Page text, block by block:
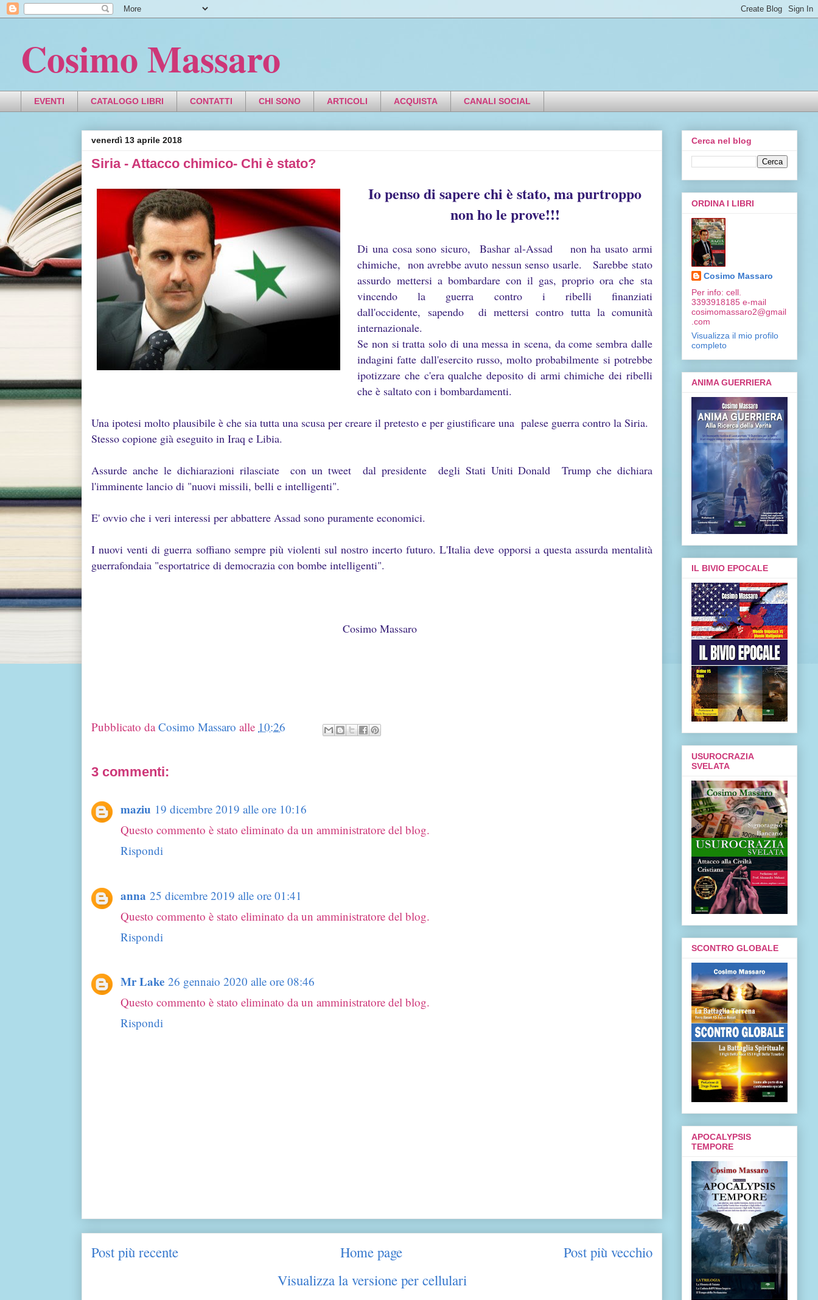
Cosimo Massaro
EVENTI CATALOGO LIBRI CONTATTI CHI SONO ARTICOLI ACQUISTA CANALI SOCIAL
venerdì 13 aprile 2018
Siria - Attacco chimico- Chi è stato?
Io penso di sapere chi è stato, ma purtroppo
non ho le prove!!!
Di una cosa sono sicuro, Bashar al-Assad non ha usato armi
chimiche, non avrebbe avuto nessun senso usarle. Sarebbestato
assurdo mettersi a bombardare con il gas, proprio ora che sta
vincendo la guerra contro i ribelli finanziati
dall'occidente, sapendo di mettersi contro tutta la comunità
internazionale.
Se non si tratta solo di una messa in scena, da come sembra dalle
indagini fatte dall'esercito russo, molto probabilmente si potrebbe
ipotizzare che c'era qualche deposito di armi chimiche dei ribelli
che è saltato con i bombardamenti.
Una ipotesi molto plausibile è che sia tutta una scusa per creare il pretesto e per giustificare una palese guerra contro la Siria.
Stesso copione già eseguito in Iraq e Libia.
Assurde anche le dichiarazioni rilasciate con un tweet dal presidente degli Stati Uniti Donald Trump che dichiara
l'imminente lancio di "nuovi missili, belli e intelligenti".
E' ovvio che i veri interessi per abbattere Assad sono puramente economici.
I nuovi venti di guerra soffiano sempre più violenti sul nostro incerto futuro. L'Italia deve opporsi a questa assurda mentalità
guerrafondaia "esportatrice di democrazia con bombe intelligenti".
Cosimo Massaro
Pubblicato daCosimo Massaro alle 10:26
3 commenti:
maziu 19 dicembre 2019 alle ore 10:16
Questo commento è stato eliminato da un amministratore del blog.
Rispondi
anna 25 dicembre 2019 alle ore 01:41
Questo commento è stato eliminato da un amministratore del blog.
Rispondi
Mr Lake 26 gennaio 2020 alle ore 08:46
Questo commento è stato eliminato da un amministratore del blog.
Rispondi
Post più recente Post più vecchio
Home page
Visualizza la versione per cellulari
Cerca nel blog
ORDINA I LIBRI
Cosimo Massaro
Per info: cell.
3393918185 e-mail
cosimomassaro2@gmail
.com
Visualizza il mio profilo
completo
ANIMA GUERRIERA
IL BIVIO EPOCALE
USUROCRAZIA
SVELATA
SCONTRO GLOBALE
APOCALYPSIS
TEMPORE